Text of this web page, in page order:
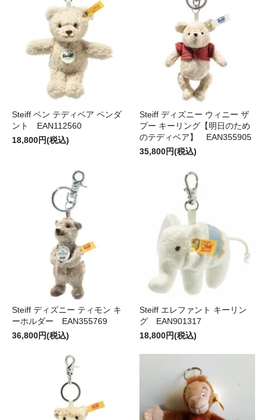
Steiff ベン テディベア ペンダ
ント EAN112560
18,800円(税込)
Steiff ディズニー ウィニー ザ
プー キーリング【明日のため
のテディベア】 EAN355905
35,800円(税込)
Steiff ディズニー ティモン キ
ーホルダー EAN355769
36,800円(税込)
Steiff エレファント キーリン
グ EAN901317
18,800円(税込)